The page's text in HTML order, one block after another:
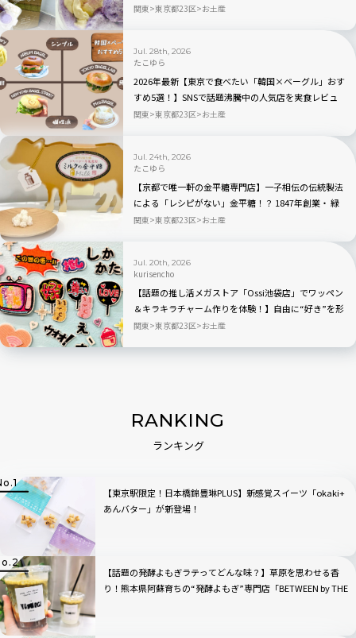
選を実食レビュー
関東 東京都23区 お土産
Jul. 28th, 2026
たこゆら
2026年最新【東京で食べたい「韓国×ベーグル」おす
すめ5選！】SNSで話題沸騰中の人気店を実食レビュ
ー
関東 東京都23区 お土産
Jul. 24th, 2026
たこゆら
【京都で唯一軒の金平糖専門店】一子相伝の伝統製法
による「レシピがない」金平糖！？ 1847年創業・ 緑
寿庵清水の職人技が宿る人気商品を実食レビュー
関東 東京都23区 お土産
Jul. 20th, 2026
kurisencho
【話題の推し活メガストア「Ossi池袋店」でワッペン
＆キラキラチャーム作りを体験！】自由に“好き”を形
にできる推しグッズに大人も夢中
関東 東京都23区 お土産
RANKING
ランキング
【東京駅限定！日本橋錦豊琳PLUS】新感覚スイーツ「okaki+
あんバター」が新登場！
【話題の発酵よもぎラテってどんな味？】草原を思わせる香
り！熊本県阿蘇育ちの“発酵よもぎ”専門店「BETWEEN by THE